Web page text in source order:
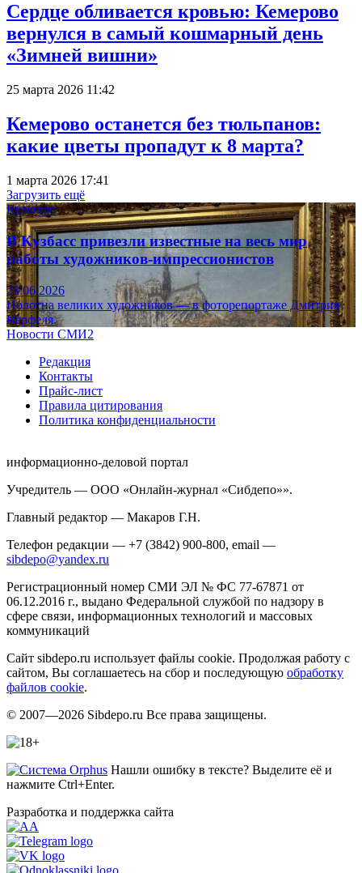
Сердце обливается кровью: Кемерово
вернулся в самый кошмарный день
«Зимней вишни»
25 марта 2026 11:42
Кемерово останется без тюльпанов:
какие цветы пропадут к 8 марта?
1 марта 2026 17:41
Загрузить ещё
Культура
В Кузбасс привезли известные на весь мир
работы художников-импрессионистов
23.06.2026
Полотна великих художников — в фоторепортаже Дмитрия
Верфеля.
Новости СМИ2
Редакция
Контакты
Прайс-лист
Правила цитирования
Политика конфиденциальности
информационно-деловой портал
Учредитель — ООО «Онлайн-журнал «Сибдепо»».
Главный редактор — Макаров Г.Н.
Телефон редакции — +7 (3842) 900-800, email —
sibdepo@yandex.ru
Регистрационный номер СМИ ЭЛ № ФС 77-67871 от
06.12.2016 г., выдано Федеральной службой по надзору в
сфере связи, информационных технологий и массовых
коммуникаций
Сайт sibdepo.ru использует файлы cookie. Продолжая работу с
сайтом, Вы соглашаетесь на сбор и последующую обработку
файлов cookie.
© 2007—2026 Sibdepo.ru Все права защищены.
Нашли ошибку в тексте? Выделите её и
нажмите Ctrl+Enter.
Разработка и поддержка сайта